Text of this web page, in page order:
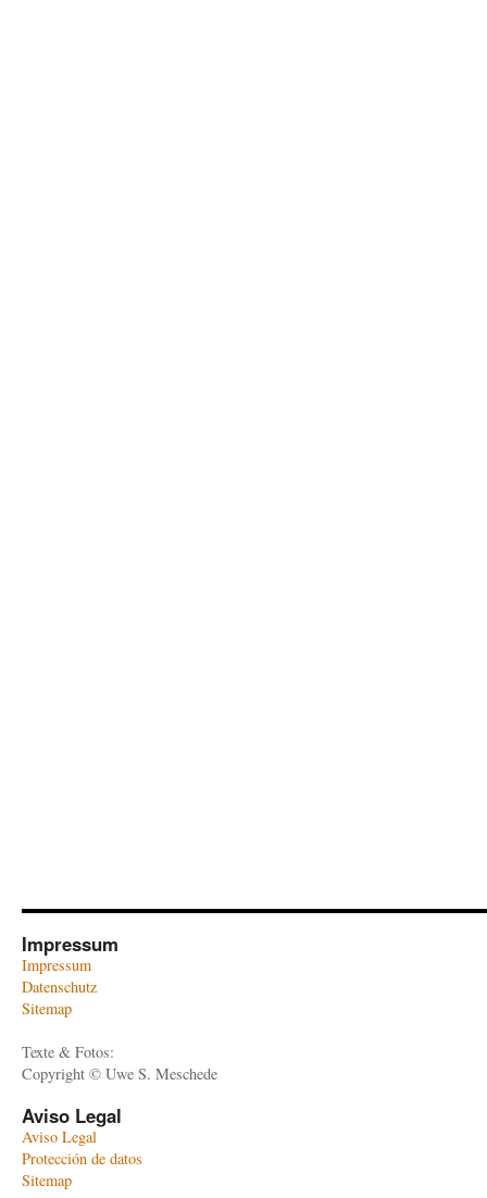
Impressum
Impressum
Datenschutz
Sitemap
Texte & Fotos:
Copyright © Uwe S. Meschede
Aviso Legal
Aviso Legal
Protección de datos
Sitemap